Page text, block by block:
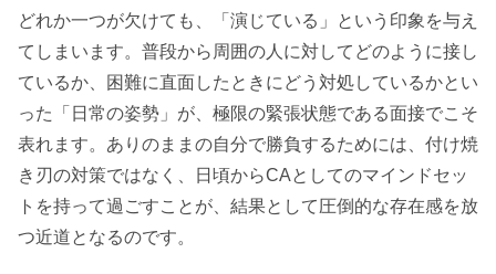
どれか一つが欠けても、「演じている」という印象を与え
てしまいます。普段から周囲の人に対してどのように接し
ているか、困難に直面したときにどう対処しているかとい
った「日常の姿勢」が、極限の緊張状態である面接でこそ
表れます。ありのままの自分で勝負するためには、付け焼
き刃の対策ではなく、日頃からCAとしてのマインドセッ
トを持って過ごすことが、結果として圧倒的な存在感を放
つ近道となるのです。